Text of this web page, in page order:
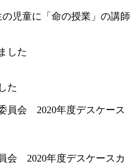
児童に「命の授業」の講師
た
会 2020年度デスケースカ